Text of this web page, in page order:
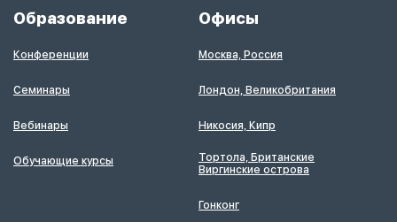
Образование
Конференции
Семинары
Вебинары
Обучающие курсы
Офисы
Москва, Россия
Лондон, Великобритания
Никосия, Кипр
Тортола, Британские
Виргинские острова
Гонконг